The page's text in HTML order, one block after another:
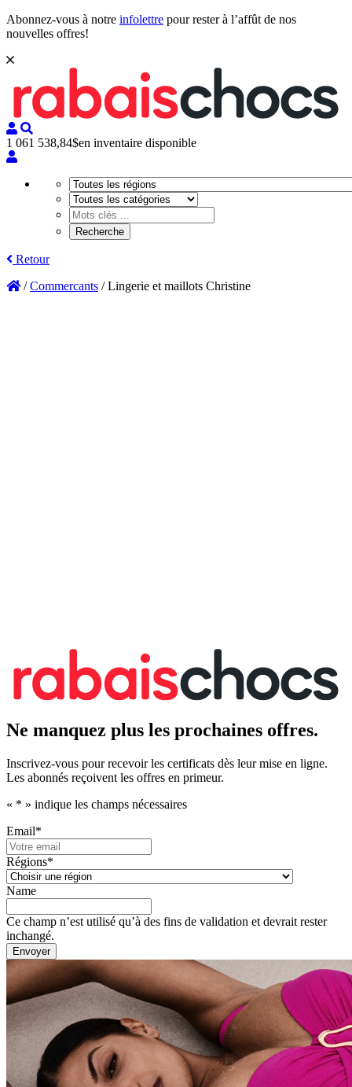
Abonnez-vous à notre infolettre pour rester à l’affût de nos
nouvelles offres!
1 061 538,84$en inventaire disponible
Retour
/Commercants /Lingerie et maillots Christine
Ne manquez plus les prochaines offres.
Inscrivez-vous pour recevoir les certificats dès leur mise en ligne.
Les abonnés reçoivent les offres en primeur.
« * » indique les champs nécessaires
Email*
Régions*
Name
Ce champ n’est utilisé qu’à des fins de validation et devrait rester
inchangé.